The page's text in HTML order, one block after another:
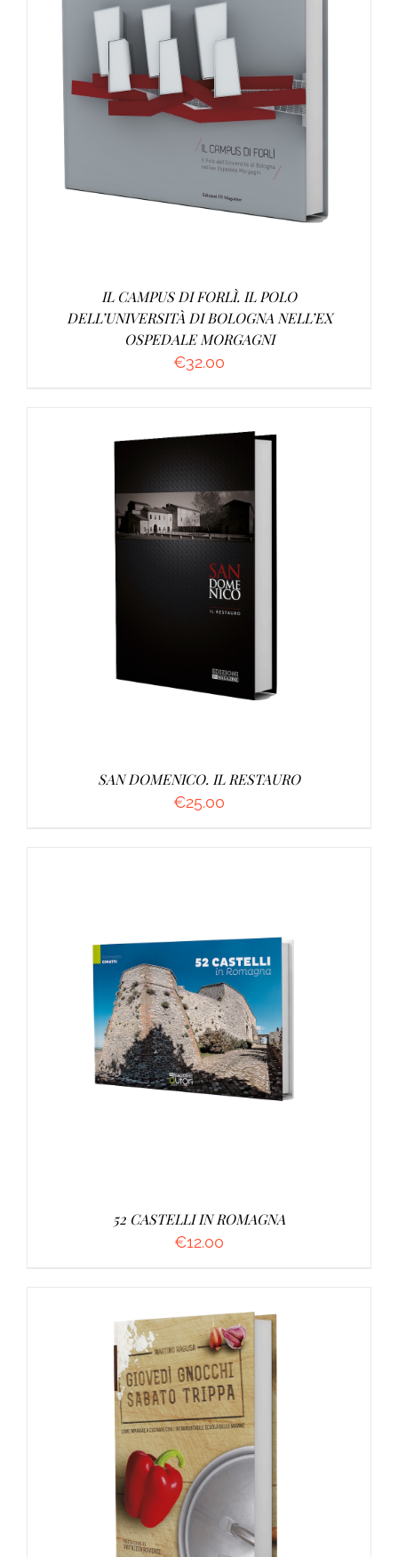
AGGIUNGI AL CARRELLO /
IL CAMPUS DI FORLÌ. IL POLO
DELL’UNIVERSITÀ DI BOLOGNA NELL’EX
OSPEDALE MORGAGNI
€32.00
AGGIUNGI AL CARRELLO /
SAN DOMENICO. IL RESTAURO
€25.00
AGGIUNGI AL CARRELLO / DETTAGLI
52 CASTELLI IN ROMAGNA
€12.00
AGGIUNGI AL CARRELLO /